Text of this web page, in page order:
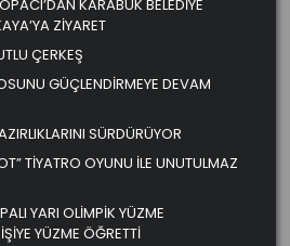
KARABÜK BELEDİYE
ZİYARET
ÇERKEŞ
GÜÇLENDİRMEYE DEVAM
SÜRDÜRÜYOR
TİYATRO OYUNU İLE UNUTULMAZ
YARI OLİMPİK YÜZME
YÜZME ÖĞRETTİ